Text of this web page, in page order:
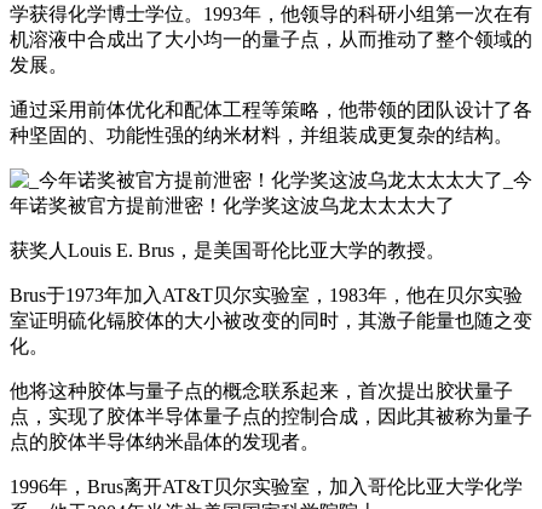
学获得化学博士学位。1993年，他领导的科研小组第一次在有
机溶液中合成出了大小均一的量子点，从而推动了整个领域的
发展。
通过采用前体优化和配体工程等策略，他带领的团队设计了各
种坚固的、功能性强的纳米材料，并组装成更复杂的结构。
获奖人Louis E. Brus，是美国哥伦比亚大学的教授。
Brus于1973年加入AT&T贝尔实验室，1983年，他在贝尔实验
室证明硫化镉胶体的大小被改变的同时，其激子能量也随之变
化。
他将这种胶体与量子点的概念联系起来，首次提出胶状量子
点，实现了胶体半导体量子点的控制合成，因此其被称为量子
点的胶体半导体纳米晶体的发现者。
1996年，Brus离开AT&T贝尔实验室，加入哥伦比亚大学化学